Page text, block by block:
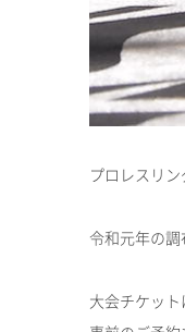
プロレスリン
令和元年の
大会チケット